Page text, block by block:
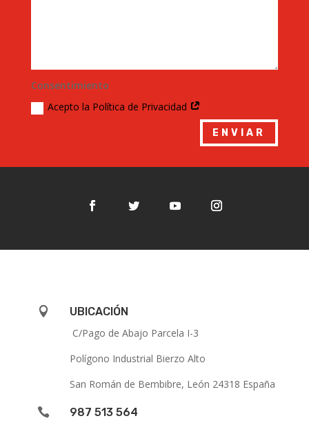
Consentimiento
Acepto la Política de Privacidad
ENVIAR

UBICACIÓN
C/Pago de Abajo Parcela I-3
Polígono Industrial Bierzo Alto
San Román de Bembibre, León 24318 España
 987 513 564